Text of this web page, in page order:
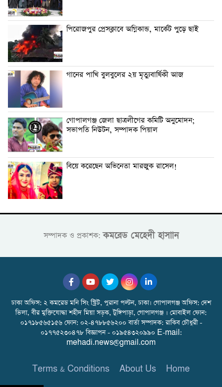
পিরোজপুর প্রেসক্লাবে অগ্নিকান্ড, মার্কেট পুড়ে ছাই
গানের পাখি বুলবুলের ২য় মৃত্যুবার্ষিকী আজ
গোপালগঞ্জ জেলা ছাত্রলীগের কমিটি অনুমোদন;
সভাপতি নিউটন, সম্পাদক পিয়াল
বিয়ে করেছেন অভিনেতা মারজুক রাসেল!
সম্পাদক ও প্রকাশক:কমরেড মেহেদী হাসাান
ঢাকা অফিস: ২ কমরেড মনি সিং স্ট্রিট, পুরানা পল্টন, ঢাকা। গোপালগঞ্জ অফিস: দেশ
ভিলা, বীর মুক্তিযোদ্ধা শহীদ মিয়া সড়ক, টুঙ্গিপাড়া, গোপালগঞ্জ । মোবাইল ফোন:
০১৭১৮৫৬৫১৫৬ ফোন: ০২-৪৭৮৮৫৬২০০ বার্তা সম্পাদক: রাকিব চৌধুরী -
০১৭৭৫২৩০৪৭৮ বিজ্ঞাপন - ০১৯৫৪৩২০৯৯০ E-mail:
mehadi.news@gmail.com
Terms & Conditions About Us Home